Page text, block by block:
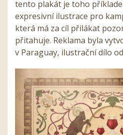
tento plakát je toho
expresivní ilustrace pro
která má za cíl přilákat
přitahuje. Reklama byla
v Paraguay, ilustrační dílo